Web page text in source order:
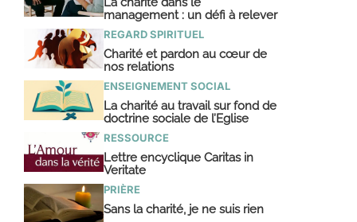
management : un défi à relever
REGARD SPIRITUEL
Charité et pardon au cœur de
nos relations
ENSEIGNEMENT SOCIAL
La charité au travail sur fond de
doctrine sociale de l’Eglise
RESSOURCE
Lettre encyclique Caritas in
Veritate
PRIÈRE
Sans la charité, je ne suis rien